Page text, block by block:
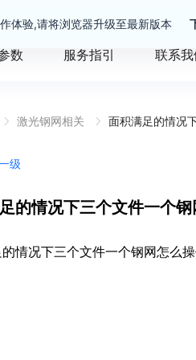
体验,请将浏览器升级至最新版本
数 服务指引 联系我
激光钢网相关
级
的情况下三个文件一个
情况下三个文件一个钢网怎么